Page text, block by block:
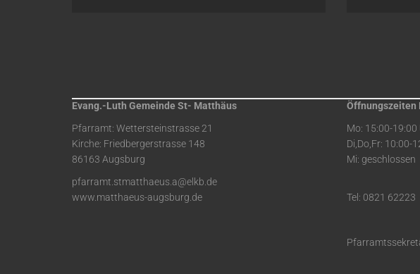
Evang.-Luth Gemeinde St- Matthäus
Pfarramt: Wettersteinstrasse 21
Kirche: Friedbergerstrasse 148
86163 Augsburg
pfarramt.stmatthaeus.a@elkb.de
www.matthaeus-augsburg.de
Mo: 15:00-19:00
Di,Do,Fr: 10:00-
Mi: geschlossen
Tel: 0821 62223